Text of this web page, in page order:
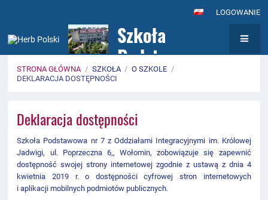
LOGOWANIE
Szkoła
Podstawowa nr
7
Integracyjnymi
im. Królowej
Jadwigi w
Wołominie
STRONA GŁÓWNA / SZKOŁA / O SZKOLE /
DEKLARACJA DOSTĘPNOŚCI
dostępności
Deklaracja dostępności
Szkoła Podstawowa nr 7 z Oddziałami Integracyjnymi im. Królowej
Jadwigi, ul. Poprzeczna 6,, Wołomin, zobowiązuje się zapewnić
dostępność swojejstrony internetowej zgodnie z ustawą z dnia 4
kwietnia 2019 r. o dostępności cyfrowej stron internetowych
i aplikacji mobilnych podmiotów publicznych.